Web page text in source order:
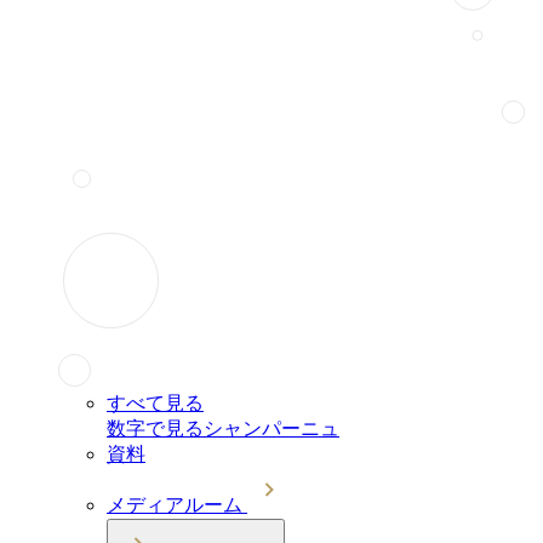
すべて見る
数字で見るシャンパーニュ
資料
メディアルーム